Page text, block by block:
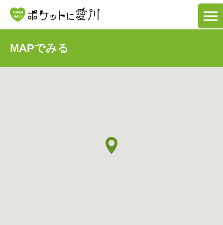
MAPでみる